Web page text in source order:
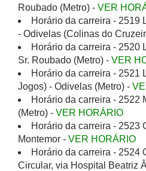
Roubado (Metro) - VER
Horário da carreira - 2519
- Odivelas (Colinas do
Horário da carreira - 2520
Sr. Roubado (Metro) - VER
Horário da carreira - 2521
Jogos) - Odivelas (Metro) -
Horário da carreira - 2522
(Metro) - VER HORÁRIO
Horário da carreira - 2523
Montemor - VER HORÁRIO
Horário da carreira - 2524
Circular, via Hospital Beatriz